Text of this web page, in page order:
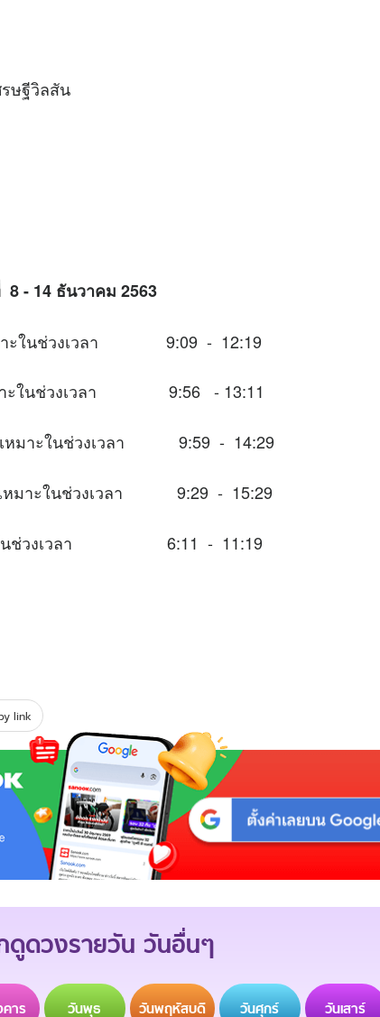
ษฐีวิลสัน
- 14 ธันวาคม 2563
มาะในช่วงเวลา 9:09 - 12:19
มาะในช่วงเวลา 9:56 - 13:11
ๆเหมาะในช่วงเวลา 9:59 - 14:29
ม่เหมาะในช่วงเวลา 9:29 - 15:29
าะในช่วงเวลา 6:11 - 11:19
link
ดูดวงรายวัน วันอื่นๆ
คาร วันพุธ วันพฤหัสบดี วันศุกร์ วันเสาร์